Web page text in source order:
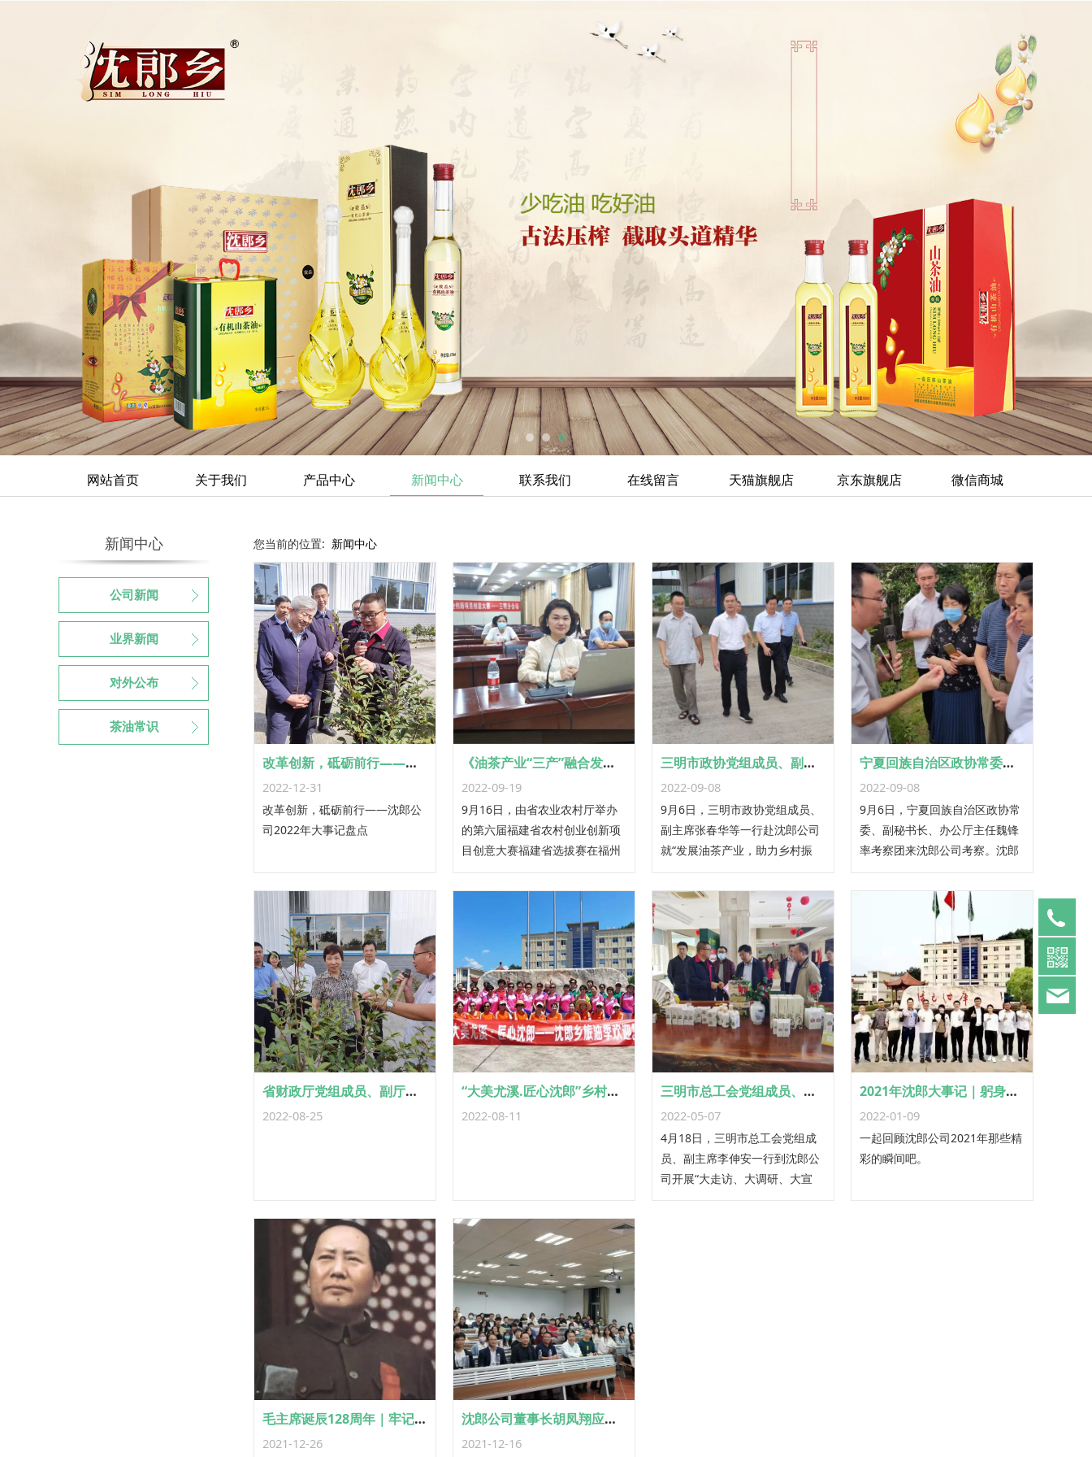
网站首页 关于我们 产品中心 新闻中心 联系我们 在线留言 天猫旗舰店 京东旗舰店 微信商城
新闻中心
公司新闻
业界新闻
对外公布
茶油常识
您当前的位置: 新闻中心
改革创新，砥砺前行——沈郎公司2022年大事记盘点
2022-12-31
改革创新，砥砺前行——沈郎公
司2022年大事记盘点
《油茶产业“三产”融合发展》项目在第六届全国农村创业创新项目创意大赛福建省选拔赛中喜获佳绩
2022-09-19
9月16日，由省农业农村厅举办
的第六届福建省农村创业创新项
目创意大赛福建省选拔赛在福州
的《油茶产业“三产”融合发展》
三明市政协党组成员、副主席张春华一行到沈郎公司调研乡村振兴工作
2022-09-08
9月6日，三明市政协党组成员、
副主席张春华等一行赴沈郎公司
就“发展油茶产业，助力乡村振
宁夏回族自治区政协常委、副秘书长、办公厅主任魏锋率团考察沈郎公司
2022-09-08
9月6日，宁夏回族自治区政协常
委、副秘书长、办公厅主任魏锋
率考察团来沈郎公司考察。沈郎
省财政厅党组成员、副厅长、一级巡视员杨隽莅临沈郎公司调研
2022-08-25
“大美尤溪.匠心沈郎”乡村振兴主题观光迎来首批游客
2022-08-11
三明市总工会党组成员、副主席李伸安一行到沈郎公司调研
2022-05-07
4月18日，三明市总工会党组成
员、副主席李伸安一行到沈郎公
司开展“大走访、大调研、大宣
2021年沈郎大事记｜躬身谋发展 笃行攀高峰
2022-01-09
一起回顾沈郎公司2021年那些精
彩的瞬间吧。
毛主席诞辰128周年｜牢记毛主席教导 大力发展木本油茶
2021-12-26
沈郎公司董事长胡凤翔应邀到厦门大学参加讲座并做主题发言
2021-12-16